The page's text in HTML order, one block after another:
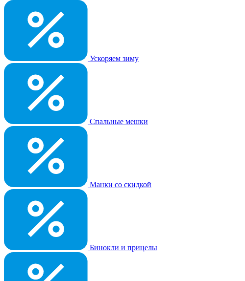
Ускоряем зиму
Спальные мешки
Манки со скидкой
Бинокли и прицелы